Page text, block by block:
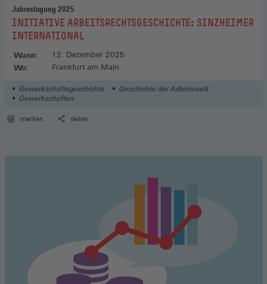
Jahrestagung 2025
:INITIATIVE ARBEITSRECHTSGESCHICHTE: SINZHEIMER
INTERNATIONAL
Wann: 12. Dezember 2025
Wo: Frankfurt am Main
Gewerkschaftsgeschichte
Geschichte der Arbeitswelt
Gewerkschaften
merken teilen